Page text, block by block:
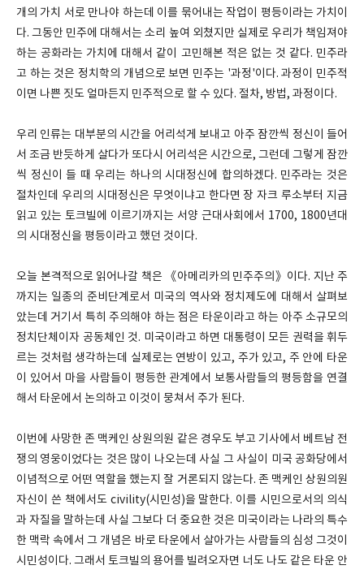
개의 가치 서로 만나야 하는데 이를 묶어내는 작업이 평등이라는 가치이
다. 그동안 민주에 대해서는 소리 높여 외쳤지만 실제로 우리가 책임져야
하는 공화라는 가치에 대해서 같이 고민해본 적은 없는 것 같다. 민주라
고 하는 것은 정치학의 개념으로 보면 민주는 '과정'이다. 과정이 민주적
이면 나쁜 짓도 얼마든지 민주적으로 할 수 있다. 절차, 방법, 과정이다.
우리 인류는 대부분의 시간을 어리석게 보내고 아주 잠깐씩 정신이 들어
서 조금 반듯하게 살다가 또다시 어리석은 시간으로, 그런데 그렇게 잠깐
씩 정신이 들 때 우리는 하나의 시대정신에 합의하겠다. 민주라는 것은
절차인데 우리의 시대정신은 무엇이냐고 한다면 장 자크 루소부터 지금
읽고 있는 토크빌에 이르기까지는 서양 근대사회에서 1700, 1800년대
의 시대정신을 평등이라고 했던 것이다.
오늘 본격적으로 읽어나갈 책은 《아메리카의 민주주의》이다. 지난 주
까지는 일종의 준비단계로서 미국의 역사와 정치제도에 대해서 살펴보
았는데 거기서 특히 주의해야 하는 점은 타운이라고 하는 아주 소규모의
정치단체이자 공동체인 것. 미국이라고 하면 대통령이 모든 권력을 휘두
르는 것처럼 생각하는데 실제로는 연방이 있고, 주가 있고, 주 안에 타운
이 있어서 마을 사람들이 평등한 관계에서 보통사람들의 평등함을 연결
해서 타운에서 논의하고 이것이 뭉쳐서 주가 된다.
이번에 사망한 존 맥케인 상원의원 같은 경우도 부고 기사에서 베트남 전
쟁의 영웅이었다는 것은 많이 나오는데 사실 그 사실이 미국 공화당에서
이념적으로 어떤 역할을 했는지 잘 거론되지 않는다. 존 맥케인 상원의원
자신이 쓴 책에서도 civility(시민성)을 말한다. 이를 시민으로서의 의식
과 자질을 말하는데 사실 그보다 더 중요한 것은 미국이라는 나라의 특수
한 맥락 속에서 그 개념은 바로 타운에서 살아가는 사람들의 심성 그것이
시민성이다. 그래서 토크빌의 용어를 빌려오자면 너도 나도 같은 타운 안